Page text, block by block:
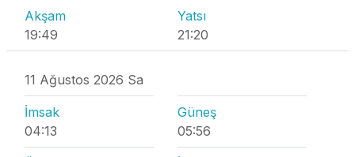
Akşam
19:49
Yatsı
21:20
11 Ağustos 2026 Sa
İmsak
04:13
Güneş
05:56